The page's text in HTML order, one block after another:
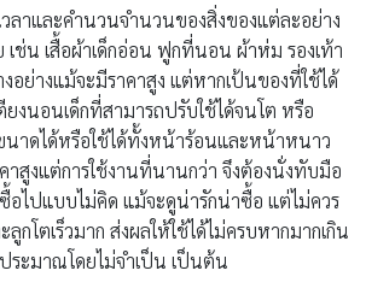
วลาและคำนวนจำนวนของสิ่งของแต่ละอย่าง
เช่น เสื้อผ้าเด็กอ่อน ฟูกที่นอน ผ้าห่ม รองเท้า
อย่างแม้จะมีราคาสูง แต่หากเป้นของที่ใช้ได้
งนอนเด็กที่สามารถปรับใช้ได้จนโต หรือ
าดได้หรือใช้ได้ทั้งหน้าร้อนและหน้าหนาว
าสูงแต่การใช้งานที่นานกว่า จึงต้องนั่งทับมือ
ซื้อไปแบบไม่คิด แม้จะดูน่ารักน่าซื้อ แต่ไม่ควร
ลูกโตเร็วมาก ส่งผลให้ใช้ได้ไม่ครบหากมากเกิน
ระมาณโดยไม่จำเป็น เป็นต้น